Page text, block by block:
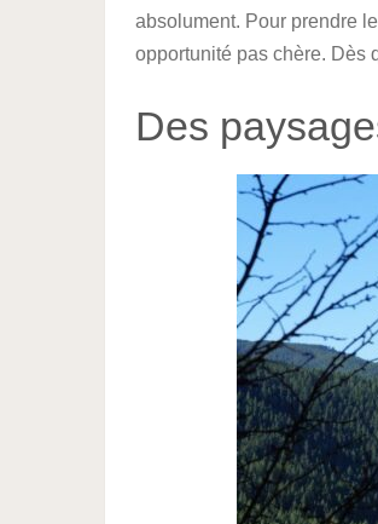
absolument. Pour prendre
opportunité pas chère. Dès
Des